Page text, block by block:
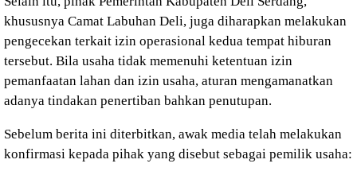
khususnya Camat Labuhan Deli, juga diharapkan melakukan
pengecekan terkait izin operasional kedua tempat hiburan
tersebut. Bila usaha tidak memenuhi ketentuan izin
pemanfaatan lahan dan izin usaha, aturan mengamanatkan
adanya tindakan penertiban bahkan penutupan.
Sebelum berita ini diterbitkan, awak media telah melakukan
konfirmasi kepada pihak yang disebut sebagai pemilik usaha: